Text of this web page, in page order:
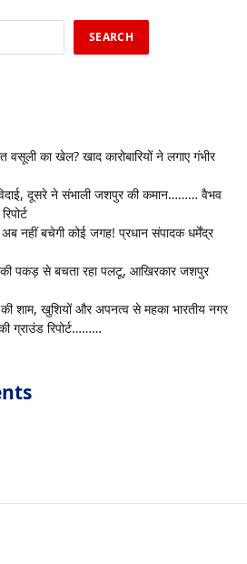
SEARCH
का खेल? खाद कारोबारियों ने लगाए गंभीर
विदाई, दूसरे ने संभाली जशपुर की कमान……… वैभव
नहीं बचेगी कोई जगह! प्रधान संपादक धर्मेंद्र
पकड़ से बचता रहा पलटू, आखिरकार जशपुर
शाम, खुशियों और अपनत्व से महका भारतीय नगर
ग्राउंड रिपोर्ट………